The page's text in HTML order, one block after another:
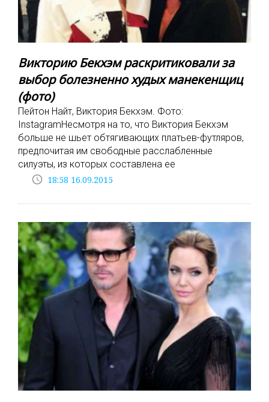
Викторию Бекхэм раскритиковали за
выбор болезненно худых манекенщиц
(фото)
Пейтон Найт, Виктория Бекхэм. Фото:
InstagramНесмотря на то, что Виктория Бекхэм
больше не шьет обтягивающих платьев-футляров,
предпочитая им свободные расслабленные
силуэты, из которых составлена ее
access_time 18:58 16.09.2015